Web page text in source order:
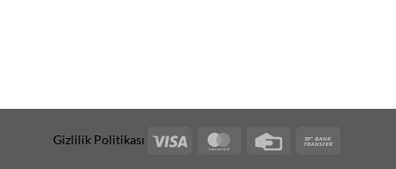
Gizlilik Politikası Visa MasterCardCredit